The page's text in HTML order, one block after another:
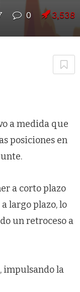
0 3,538
a medida que
posiciones en
a corto plazo
largo plazo, lo
un retroceso a
impulsando la